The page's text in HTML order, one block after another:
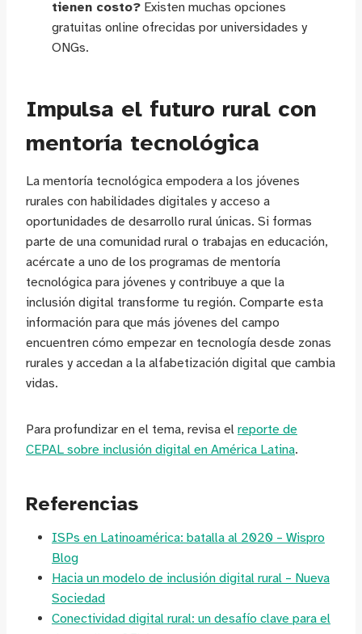
tienen costo? Existen muchas opciones
gratuitas online ofrecidas por universidades y
ONGs.
Impulsa el futuro rural con
mentoría tecnológica
La mentoría tecnológica empodera a los jóvenes
rurales con habilidades digitales y acceso a
oportunidades de desarrollo rural únicas. Si formas
parte de una comunidad rural o trabajas en educación,
acércate a uno de los programas de mentoría
tecnológica para jóvenes y contribuye a que la
inclusión digital transforme tu región. Comparte esta
información para que más jóvenes del campo
encuentren cómo empezar en tecnología desde zonas
rurales y accedan a la alfabetización digital que cambia
vidas.
Para profundizar en el tema, revisa el reporte de
CEPAL sobre inclusión digital en América Latina.
Referencias
ISPs en Latinoamérica: batalla al 2020 – Wispro
Blog
Hacia un modelo de inclusión digital rural – Nueva
Sociedad
Conectividad digital rural: un desafío clave para el